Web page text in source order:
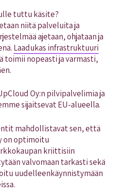
tuttu käsite?
niitä palveluita ja
ajetaan, ohjataan ja
Laadukas infrastruktuuri
toimii nopeasti ja varmasti,
Oy:n pilvipalvelimia ja
sijaitsevat EU-alueella.
mahdollistavat sen, että
on optimoitu
kriittisiin
valvomaan tarkasti sekä
uudelleenkäynnistymään